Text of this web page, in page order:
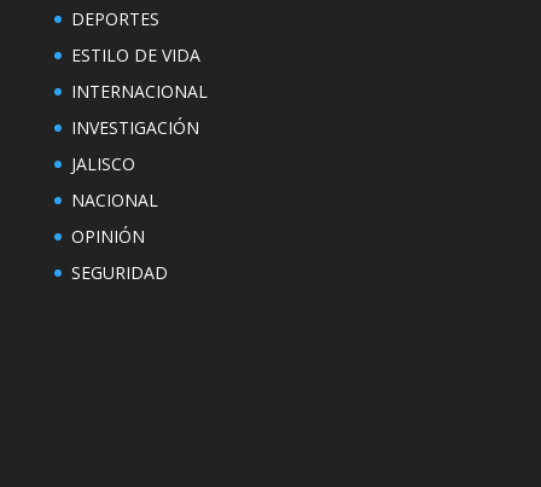
DEPORTES
ESTILO DE VIDA
INTERNACIONAL
INVESTIGACIÓN
JALISCO
NACIONAL
OPINIÓN
SEGURIDAD